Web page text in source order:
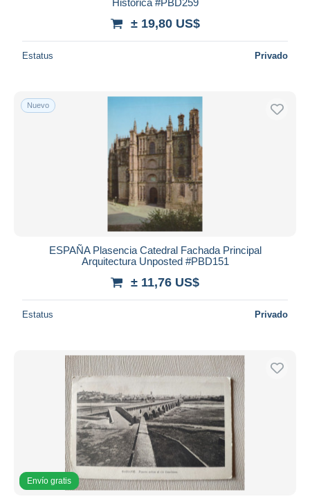
± 19,80 US$
Estatus Privado
Nuevo
ESPAÑA Plasencia Catedral Fachada Principal
Arquitectura Unposted #PBD151
± 11,76 US$
Estatus Privado
Envío gratis